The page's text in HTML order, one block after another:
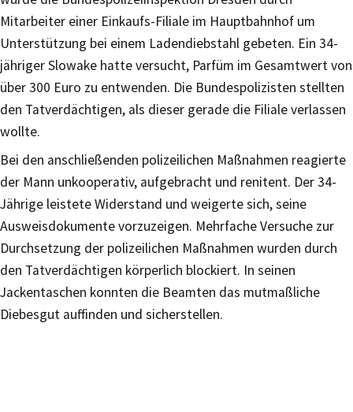
Mitarbeiter einer Einkaufs-Filiale im Hauptbahnhof um
Unterstützung bei einem Ladendiebstahl gebeten. Ein 34-
jähriger Slowake hatte versucht, Parfüm im Gesamtwert von
über 300 Euro zu entwenden. Die Bundespolizisten stellten
den Tatverdächtigen, als dieser gerade die Filiale verlassen
wollte.
Bei den anschließenden polizeilichen Maßnahmen reagierte
der Mann unkooperativ, aufgebracht und renitent. Der 34-
Jährige leistete Widerstand und weigerte sich, seine
Ausweisdokumente vorzuzeigen. Mehrfache Versuche zur
Durchsetzung der polizeilichen Maßnahmen wurden durch
den Tatverdächtigen körperlich blockiert. In seinen
Jackentaschen konnten die Beamten das mutmaßliche
Diebesgut auffinden und sicherstellen.